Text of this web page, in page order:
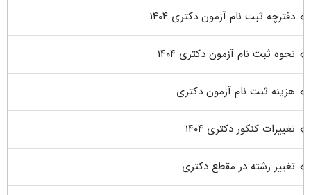
دفترچه ثبت نام آزمون دکتری ۱۴۰۴
نحوه ثبت نام آزمون دکتری ۱۴۰۴
هزینه ثبت نام آزمون دکتری
تغییرات کنکور دکتری ۱۴۰۴
تغییر رشته در مقطع دکتری